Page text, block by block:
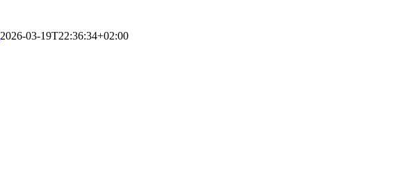
2026-03-19T22:36:34+02:00